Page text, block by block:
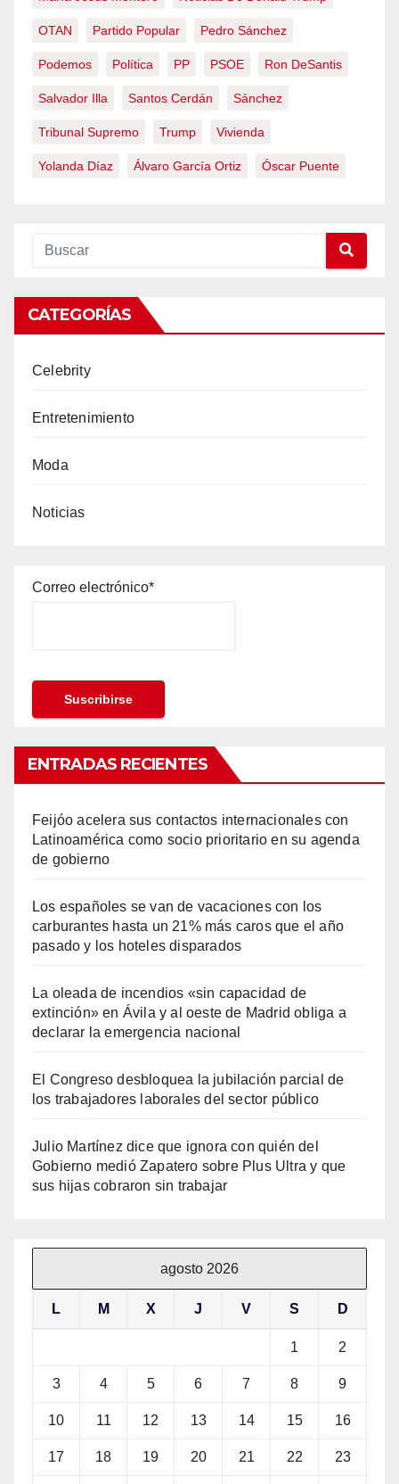
OTAN Partido Popular Pedro Sánchez
Podemos Política PP PSOE Ron DeSantis
Salvador Illa Santos Cerdán Sánchez
Tribunal Supremo Trump Vivienda
Yolanda Díaz Álvaro García Ortiz Óscar Puente
CATEGORÍAS
Celebrity
Entretenimiento
Moda
Noticias
Correo electrónico*
ENTRADAS RECIENTES
Feijóo acelera sus contactos internacionales con
Latinoamérica como socio prioritario en su agenda
de gobierno
Los españoles se van de vacaciones con los
carburantes hasta un 21% más caros que el año
pasado y los hoteles disparados
La oleada de incendios «sin capacidad de
extinción» en Ávila y al oeste de Madrid obliga a
declarar la emergencia nacional
El Congreso desbloquea la jubilación parcial de
los trabajadores laborales del sector público
Julio Martínez dice que ignora con quién del
Gobierno medió Zapatero sobre Plus Ultra y que
sus hijas cobraron sin trabajar
agosto 2026
L M X J V S D
1 2
3 4 5 6 7 8 9
10 11 12 13 14 15 16
17 18 19 20 21 22 23